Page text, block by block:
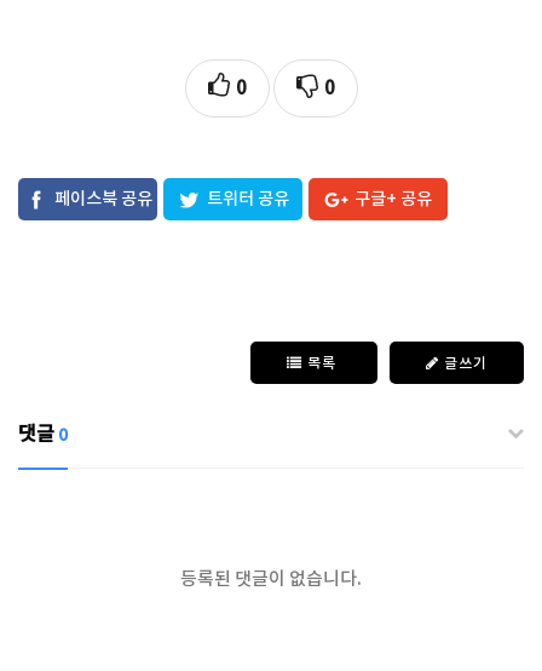
0 0
페이스북 공유 트위터 공유 구글+ 공유
목록 글쓰기
댓글 0
등록된 댓글이 없습니다.